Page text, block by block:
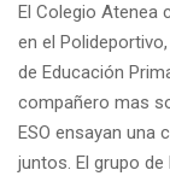
El Colegio Atenea
en el
de Educación
compañero mas
ESO ensayan una
juntos. El grupo de